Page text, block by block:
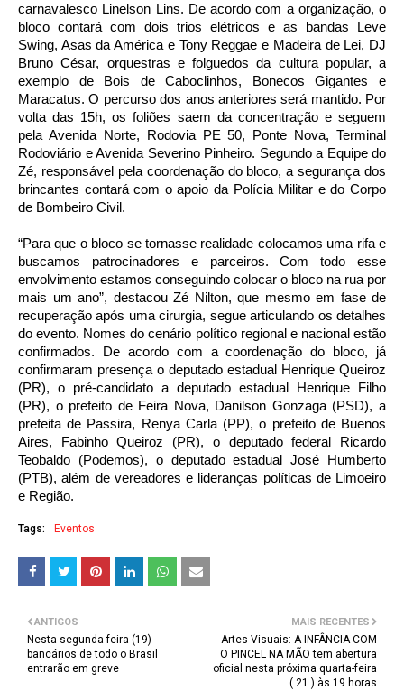
carnavalesco Linelson Lins. De acordo com a organização, o
bloco contará com dois trios elétricos e as bandas Leve
Swing, Asas da América e Tony Reggae e Madeira de Lei, DJ
Bruno César, orquestras e folguedos da cultura popular, a
exemplo de Bois de Caboclinhos, Bonecos Gigantes e
Maracatus. O percurso dos anos anteriores será mantido. Por
volta das 15h, os foliões saem da concentração e seguem
pela Avenida Norte, Rodovia PE 50, Ponte Nova, Terminal
Rodoviário e Avenida Severino Pinheiro. Segundo a Equipe do
Zé, responsável pela coordenação do bloco, a segurança dos
brincantes contará com o apoio da Polícia Militar e do Corpo
de Bombeiro Civil.
“Para que o bloco se tornasse realidade colocamos uma rifa e
buscamos patrocinadores e parceiros. Com todo esse
envolvimento estamos conseguindo colocar o bloco na rua por
mais um ano”, destacou Zé Nilton, que mesmo em fase de
recuperação após uma cirurgia, segue articulando os detalhes
do evento. Nomes do cenário político regional e nacional estão
confirmados. De acordo com a coordenação do bloco, já
confirmaram presença o deputado estadual Henrique Queiroz
(PR), o pré-candidato a deputado estadual Henrique Filho
(PR), o prefeito de Feira Nova, Danilson Gonzaga (PSD), a
prefeita de Passira, Renya Carla (PP), o prefeito de Buenos
Aires, Fabinho Queiroz (PR), o deputado federal Ricardo
Teobaldo (Podemos), o deputado estadual José Humberto
(PTB), além de vereadores e lideranças políticas de Limoeiro
e Região.
Tags: Eventos
MAIS RECENTES
Artes Visuais: A INFÂNCIA COM
O PINCEL NA MÃO tem abertura
oficial nesta próxima quarta-feira
( 21 ) às 19 horas
ANTIGOS
Nesta segunda-feira (19)
bancários de todo o Brasil
entrarão em greve